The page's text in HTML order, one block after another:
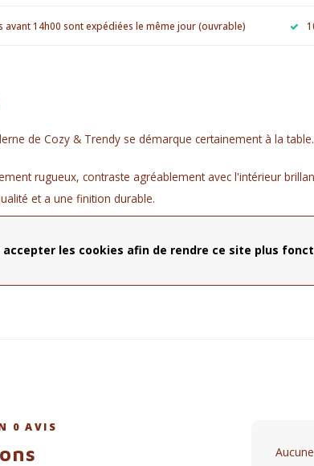
avant 14h00 sont expédiées le même jour (ouvrable)
de Cozy & Trendy se démarque certainement à la table.
rugueux, contraste agréablement avec l'intérieur
et a une finition durable.
& hauteur 8,5 cm
et au micro-ondes
0 AVIS
accepter les cookies afin de rendre ce site plus